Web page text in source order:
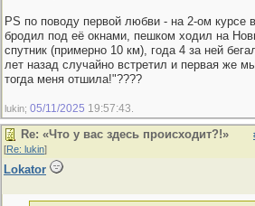
PS по поводу первой любви - на 2-ом курсе
бродил под её окнами, пешком ходил на
спутник (примерно 10 км), года 4 за ней
лет назад случайно встретил и первая же
тогда меня отшила!"????
lukin; 05/11/2025 19:57:43
Re: «Что у вас здесь происходит?!»
[Re: lukin]
Lokator